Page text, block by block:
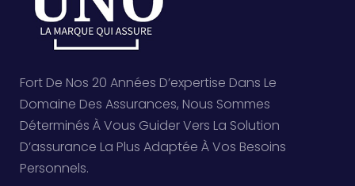
Fort De Nos 20 Années D’expertise Dans Le
Domaine Des Assurances, Nous Sommes
Déterminés À Vous Guider Vers La Solution
D’assurance La Plus Adaptée À Vos Besoins
Personnels.